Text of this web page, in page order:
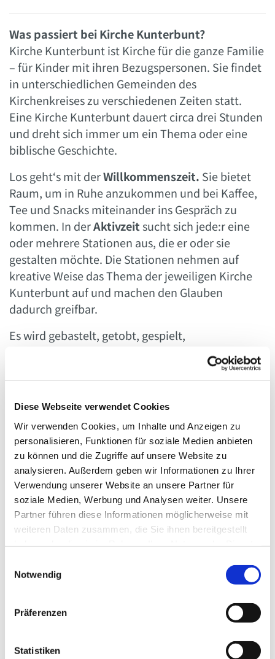
Diese Webseite verwendet Cookies
Wir verwenden Cookies, um Inhalte und Anzeigen zu
personalisieren, Funktionen für soziale Medien anbieten
zu können und die Zugriffe auf unsere Website zu
analysieren. Außerdem geben wir Informationen zu Ihrer
Verwendung unserer Website an unsere Partner für
soziale Medien, Werbung und Analysen weiter. Unsere
Partner führen diese Informationen möglicherweise mit
weiteren Daten zusammen, die Sie ihnen bereitgestellt
Notwendig
Präferenzen
Statistiken
Was passiert bei Kirche Kunterbunt?
Kirche Kunterbunt ist Kirche für die ganze Familie
– für Kinder mit ihren Bezugspersonen. Sie findet
in unterschiedlichen Gemeinden des
Kirchenkreises zu verschiedenen Zeiten statt.
Eine Kirche Kunterbunt dauert circa drei Stunden
und dreht sich immer um ein Thema oder eine
biblische Geschichte.
Los geht‘s mit derWillkommenszeit. Sie bietet
Raum, um in Ruhe anzukommen und bei Kaffee,
Tee und Snacks miteinander ins Gespräch zu
kommen. In derAktivzeitsucht sich jede:r eine
oder mehrere Stationen aus, die er oder sie
gestalten möchte. Die Stationen nehmen auf
kreative Weise das Thema der jeweiligen Kirche
Kunterbunt auf und machen den Glauben
dadurch greifbar.
Es wird gebastelt, getobt, gespielt,
experimentiert, gebacken oder gesungen – da ist
Feierzeit
kommen alle wieder zusammen. Neben Liedern
gibt es eine Geschichte und ein paar Gedanken
Nudeln mit Tomatensoße, Kartoffelsuppe oder
Götterspeise – auf jeden Fall ist dabei immer Zeit
für Austausch und Gespräche.
Und hier ein paar Eindrücke von
Kirche Kunterbunt: